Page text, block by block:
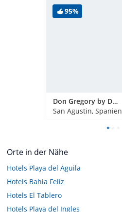
95%
Don Gregory by Dunas
San Agustin, Spanien
Orte in der Nähe
Hotels Playa del Aguila
Hotels Bahia Feliz
Hotels El Tablero
Hotels Playa del Ingles